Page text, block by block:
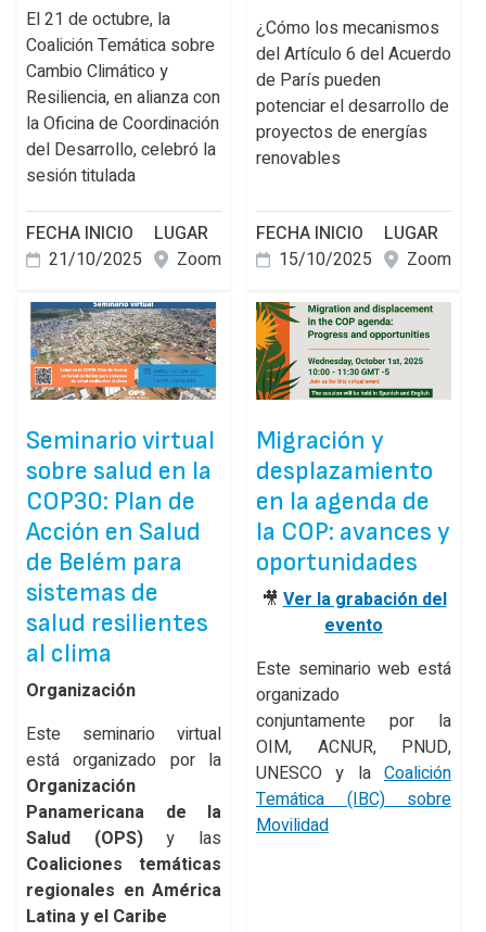
El 21 de octubre, la
Coalición Temática sobre
Cambio Climático y
Resiliencia, en alianza con
la Oficina de Coordinación
del Desarrollo, celebró la
sesión titulada
FECHA INICIO
21/10/2025
LUGAR
Zoom
¿Cómo los mecanismos
del Artículo 6 del Acuerdo
de París pueden
potenciar el desarrollo de
proyectos de energías
renovables
FECHA INICIO
15/10/2025
LUGAR
Zoom
Seminario virtual
sobre salud en la
COP30: Plan de
Acción en Salud
de Belém para
sistemas de
salud resilientes
al clima
Organización
Este seminario virtual
está organizado por la
Organización
Panamericana de la
Salud (OPS)y las
Coaliciones temáticas
regionales en América
Latina y el Caribe
Migración y
desplazamiento
en la agenda de
la COP: avances y
oportunidades
🎥Ver la grabación del
evento
Este seminario web está
organizado
conjuntamente por la
OIM, ACNUR, PNUD,
UNESCO y la Coalición
Temática (IBC) sobre
Movilidad